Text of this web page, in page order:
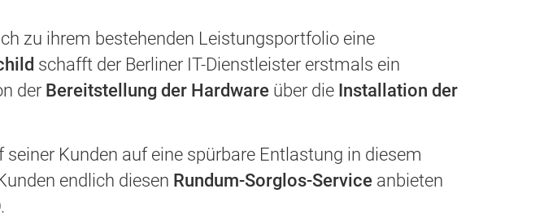
zu ihrem bestehenden Leistungsportfolio eine
schafft der Berliner IT-Dienstleister erstmals ein
der Bereitstellung der Hardware über die Installation der
Kunden auf eine spürbare Entlastung in diesem
endlich diesen Rundum-Sorglos-Service anbieten